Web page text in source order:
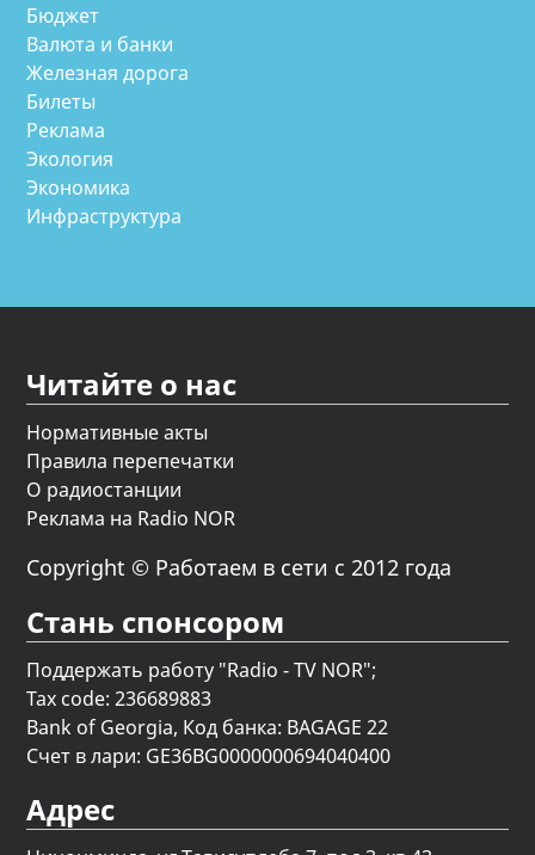
Бюджет
Валюта и банки
Железная дорога
Билеты
Реклама
Экология
Экономика
Инфраструктура
Читайте о нас
Нормативные акты
Правила перепечатки
О радиостанции
Реклама на Radio NOR
Copyright © Работаем в сети с 2012 года
Стань спонсором
Поддержать работу "Radio - TV NOR";
Tax code: 236689883
Bank of Georgia, Код банка: BAGAGE 22
Счет в лари: GE36BG0000000694040400
Адрес